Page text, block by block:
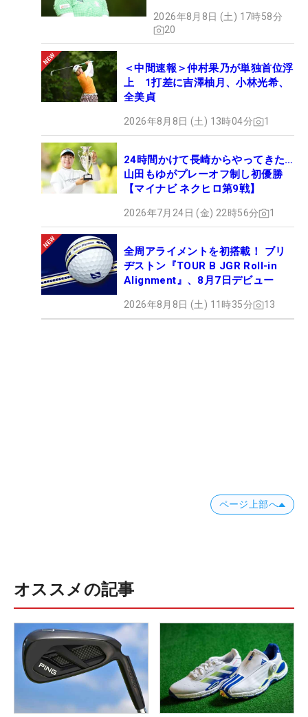
2026年8月8日 (土) 17時58分
20
＜中間速報＞仲村果乃が単独首位浮
上 1打差に吉澤柚月、小林光希、
全美貞
2026年8月8日 (土) 13時04分 1
24時間かけて長崎からやってきた…
山田もゆがプレーオフ制し初優勝
【マイナビ ネクヒロ第9戦】
2026年7月24日 (金) 22時56分 1
全周アライメントを初搭載！ ブリ
ヂストン『TOUR B JGR Roll-in
Alignment』、8月7日デビュー
2026年8月8日 (土) 11時35分 13
ページ上部へ
オススメの記事